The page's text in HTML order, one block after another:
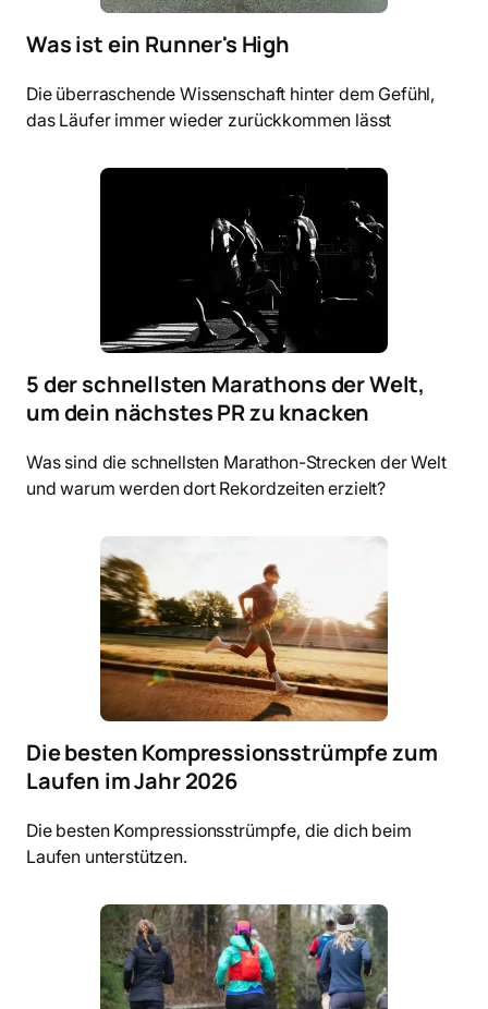
Was ist ein Runner's High
Die überraschende Wissenschaft hinter dem Gefühl,
das Läufer immer wieder zurückkommen lässt
5 der schnellsten Marathons der Welt,
um dein nächstes PR zu knacken
Was sind die schnellsten Marathon-Strecken der Welt
und warum werden dort Rekordzeiten erzielt?
Die besten Kompressionsstrümpfe zum
Laufen im Jahr 2026
Die besten Kompressionsstrümpfe, die dich beim
Laufen unterstützen.